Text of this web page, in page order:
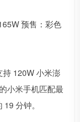
预售：彩色
120W 小米澎
小米手机匹配最
分钟。